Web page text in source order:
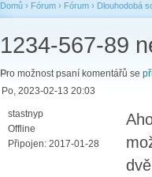
Domů › Fórum › Fórum › Dlouhodobá
1234-567-89
Pro možnost psaní komentářů se
Po, 2023-02-13 20:03
stastnyp
Offline
Připojen: 2017-01-28